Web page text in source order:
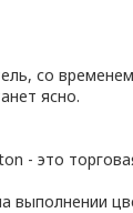
со
ясно.
- это
выполнении